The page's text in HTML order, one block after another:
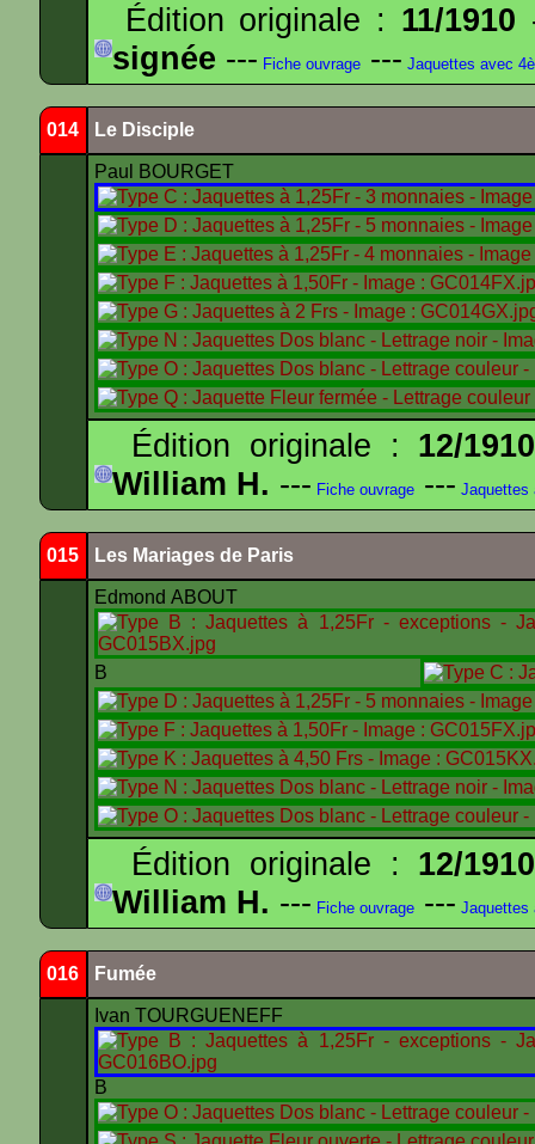
Édition originale : 11/1910
signée --- Fiche ouvrage --- Jaquettes avec
014 Le Disciple
Paul BOURGET
Édition originale : 12/1910
William H. --- Fiche ouvrage --- Jaquettes
015 Les Mariages de Paris
Edmond ABOUT
B
Édition originale : 12/1910
William H. --- Fiche ouvrage --- Jaquettes
016 Fumée
Ivan TOURGUENEFF
B